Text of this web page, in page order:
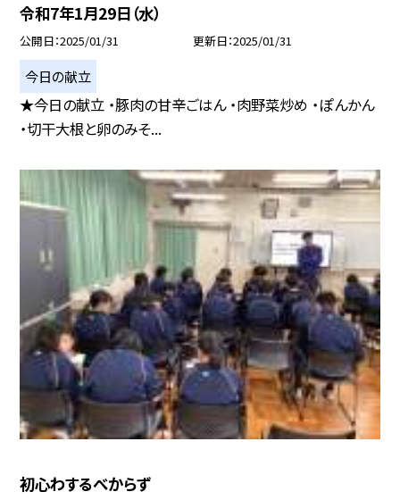
令和7年1月29日（水）
公開日 2025/01/31 更新日 2025/01/31
今日の献立
★今日の献立 ・豚肉の甘辛ごはん ・肉野菜炒め ・ぽんかん
・切干大根と卵のみそ...
初心わするべからず